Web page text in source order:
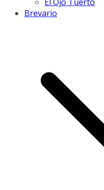
El Ojo Tuerto
Brevario